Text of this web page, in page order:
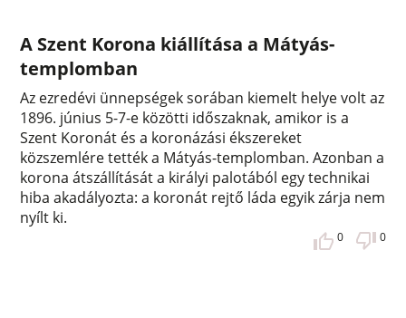
A Szent Korona kiállítása a Mátyás-
templomban
Az ezredévi ünnepségek sorában kiemelt helye volt az
1896. június 5-7-e közötti időszaknak, amikor is a
Szent Koronát és a koronázási ékszereket
közszemlére tették a Mátyás-templomban. Azonban a
korona átszállítását a királyi palotából egy technikai
hiba akadályozta: a koronát rejtő láda egyik zárja nem
nyílt ki.
0 0